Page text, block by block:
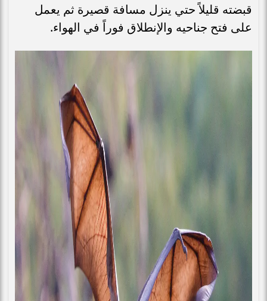
قبضته قليلاً حتي ينزل مسافة قصيرة ثم يعمل
على فتح جناحيه والإنطلاق فوراً في الهواء.